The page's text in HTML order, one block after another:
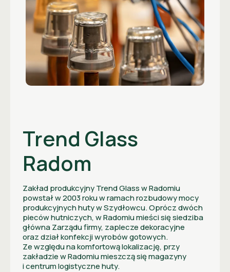
Trend Glass
Radom
Zakład produkcyjny Trend Glass w Radomiu
powstał w 2003 roku w ramach rozbudowy mocy
produkcyjnych huty w Szydłowcu. Oprócz dwóch
pieców hutniczych, w Radomiu mieści się siedziba
główna Zarządu firmy, zaplecze dekoracyjne
oraz dział konfekcji wyrobów gotowych.
Ze względu na komfortową lokalizację, przy
zakładzie w Radomiu mieszczą się magazyny
i centrum logistyczne huty.